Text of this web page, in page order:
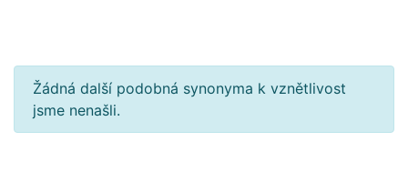
Žádná další podobná synonyma k vznětlivost
jsme nenašli.